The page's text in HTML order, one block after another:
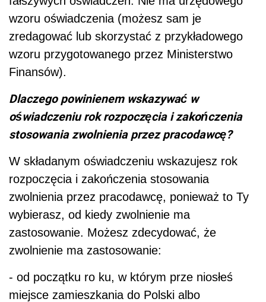
wzoru oświadczenia (możesz sam je
zredagować lub skorzystać z przykładowego
wzoru przygotowanego przez Ministerstwo
Finansów).
Dlaczego powinienem wskazywać w
oświadczeniu rok rozpoczęcia i zakończenia
stosowania zwolnienia przez pracodawcę?
W składanym oświadczeniu wskazujesz rok
rozpoczęcia i zakończenia stosowania
zwolnienia przez pracodawcę, ponieważ to Ty
wybierasz, od kiedy zwolnienie ma
zastosowanie. Możesz zdecydować, że
zwolnienie ma zastosowanie:
- od początku ro ku, w którym prze niosłeś
miejsce zamieszkania do Polski albo